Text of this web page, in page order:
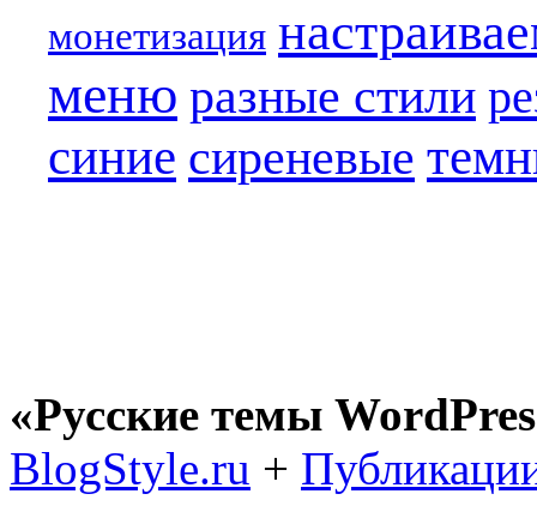
монетизация
меню разные стили
синие сиреневые
«Русские темы
BlogStyle.ru +